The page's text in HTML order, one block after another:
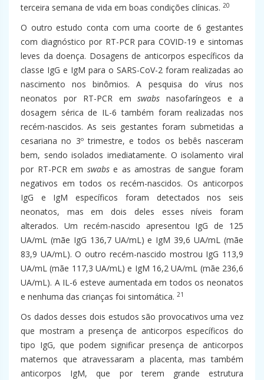
terceira semana de vida em boas condições clínicas. 20
O outro estudo conta com uma coorte de 6 gestantes
com diagnóstico por RT-PCR para COVID-19 e sintomas
leves da doença. Dosagens de anticorpos específicos da
classe IgG e IgM para o SARS-CoV-2 foram realizadas ao
nascimento nos binômios. A pesquisa do vírus nos
neonatos por RT-PCR emswabsnasofaríngeos e a
dosagem sérica de IL-6 também foram realizadas nos
recém-nascidos. As seis gestantes foram submetidas a
cesariana no 3º trimestre, e todos os bebês nasceram
bem, sendo isolados imediatamente. O isolamento viral
por RT-PCR em swabse as amostras de sangue foram
negativos em todos os recém-nascidos. Os anticorpos
IgG e IgM específicos foram detectados nos seis
neonatos, mas em dois deles esses níveis foram
alterados. Um recém-nascido apresentou IgG de 125
UA/mL (mãe IgG 136,7 UA/mL) e IgM 39,6 UA/mL (mãe
83,9 UA/mL). O outro recém-nascido mostrou IgG 113,9
UA/mL (mãe 117,3 UA/mL) e IgM 16,2 UA/mL (mãe 236,6
UA/mL). A IL-6 esteve aumentada em todos os neonatos
e nenhuma das crianças foi sintomática. 21
Os dados desses dois estudos são provocativos uma vez
que mostram a presença de anticorpos específicos do
tipo IgG, que podem significar presença de anticorpos
maternos que atravessaram a placenta, mas também
anticorpos IgM, que por terem grande estrutura